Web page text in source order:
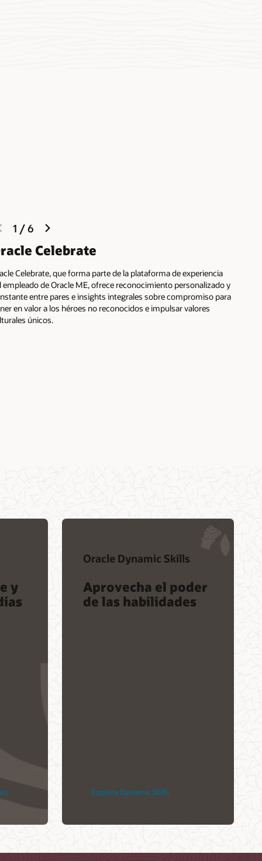
previous
slide
1 /6
Celebrate
Celebrate, que forma parte de la plataforma de experiencia
empleado de Oracle ME, ofrece reconocimiento personalizado y
entre pares e insights integrales sobre compromiso para
en valor a los héroes no reconocidos e impulsar valores
únicos.
y
Oracle Dynamic Skills
Aprovecha el poder
de las habilidades
Explora Dynamic Skills